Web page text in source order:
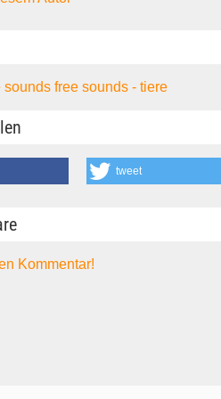
soundsfree sounds - tiere
tweet
Kommentar!